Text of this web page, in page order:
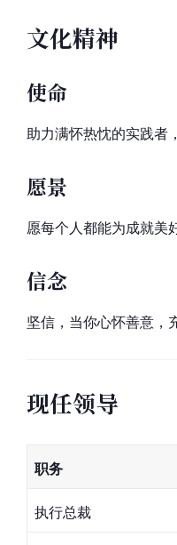
文化精神
使命
助力满怀热忱的实践者
愿景
愿每个人都能为成就美
信念
坚信，当你心怀善意，
现任领导
职务
执行总裁